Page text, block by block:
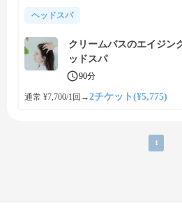
ヘッドスパ
クリームバスのエイジン
ッドスパ
90分
通常 ¥7,700/1回 →2チケット(¥5,775)
1